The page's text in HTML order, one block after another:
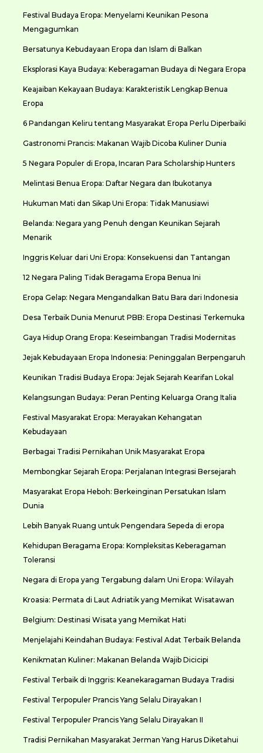
Festival Budaya Eropa: Menyelami Keunikan Pesona
Mengagumkan
Bersatunya Kebudayaan Eropa dan Islam di Balkan
Eksplorasi Kaya Budaya: Keberagaman Budaya di Negara Eropa
Keajaiban Kekayaan Budaya: Karakteristik Lengkap Benua
Eropa
6 Pandangan Keliru tentang Masyarakat Eropa Perlu Diperbaiki
Gastronomi Prancis: Makanan Wajib Dicoba Kuliner Dunia
5 Negara Populer di Eropa, Incaran Para Scholarship Hunters
Melintasi Benua Eropa: Daftar Negara dan Ibukotanya
Hukuman Mati dan Sikap Uni Eropa: Tidak Manusiawi
Belanda: Negara yang Penuh dengan Keunikan Sejarah
Menarik
Inggris Keluar dari Uni Eropa: Konsekuensi dan Tantangan
12 Negara Paling Tidak Beragama Eropa Benua Ini
Eropa Gelap: Negara Mengandalkan Batu Bara dari Indonesia
Desa Terbaik Dunia Menurut PBB: Eropa Destinasi Terkemuka
Gaya Hidup Orang Eropa: Keseimbangan Tradisi Modernitas
Jejak Kebudayaan Eropa Indonesia: Peninggalan Berpengaruh
Keunikan Tradisi Budaya Eropa: Jejak Sejarah Kearifan Lokal
Kelangsungan Budaya: Peran Penting Keluarga Orang Italia
Festival Masyarakat Eropa: Merayakan Kehangatan
Kebudayaan
Berbagai Tradisi Pernikahan Unik Masyarakat Eropa
Membongkar Sejarah Eropa: Perjalanan Integrasi Bersejarah
Masyarakat Eropa Heboh: Berkeinginan Persatukan Islam
Dunia
Lebih Banyak Ruang untuk Pengendara Sepeda di eropa
Kehidupan Beragama Eropa: Kompleksitas Keberagaman
Toleransi
Negara di Eropa yang Tergabung dalam Uni Eropa: Wilayah
Kroasia: Permata di Laut Adriatik yang Memikat Wisatawan
Belgium: Destinasi Wisata yang Memikat Hati
Menjelajahi Keindahan Budaya: Festival Adat Terbaik Belanda
Kenikmatan Kuliner: Makanan Belanda Wajib Dicicipi
Festival Terbaik di Inggris: Keanekaragaman Budaya Tradisi
Festival Terpopuler Prancis Yang Selalu Dirayakan I
Festival Terpopuler Prancis Yang Selalu Dirayakan II
Tradisi Pernikahan Masyarakat Jerman Yang Harus Diketahui